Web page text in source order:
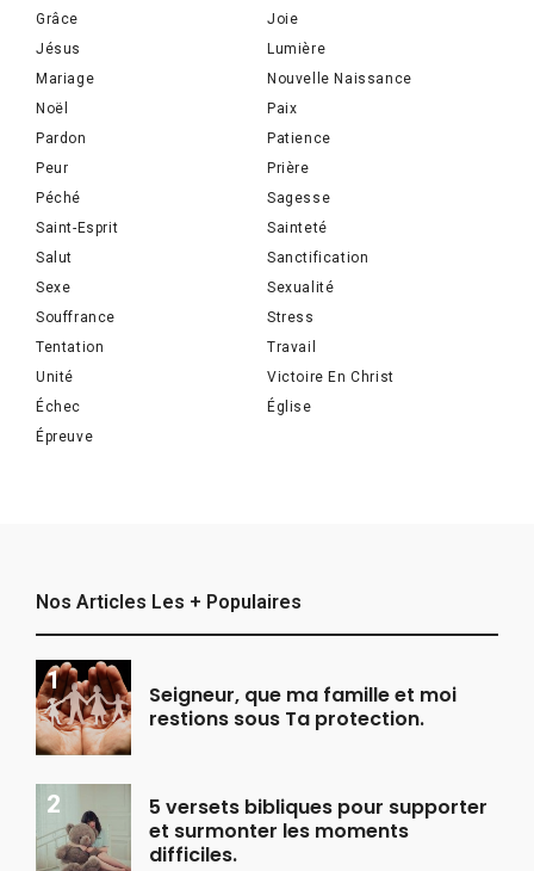
Grâce
Joie
Jésus
Lumière
Mariage
Nouvelle Naissance
Noël
Paix
Pardon
Patience
Peur
Prière
Péché
Sagesse
Saint-Esprit
Sainteté
Salut
Sanctification
Sexe
Sexualité
Souffrance
Stress
Tentation
Travail
Unité
Victoire En Christ
Échec
Église
Épreuve
Nos Articles Les + Populaires
Seigneur, que ma famille et moi
restions sous Ta protection.
5 versets bibliques pour supporter
et surmonter les moments
difficiles.